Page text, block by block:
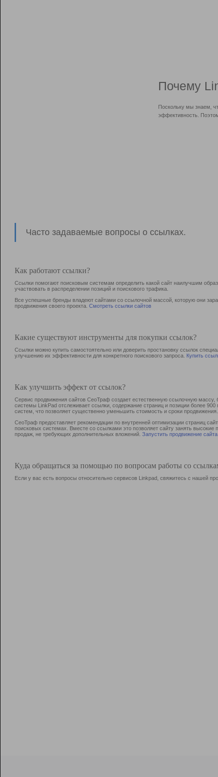
Почему
Поскольку мы знаем,
эффективность.
Часто задаваемые вопросы о ссылках.
Как работают ссылки?
Ссылки помогают поисковым системам определить какой сайт наилучшим
участвовать в раcпределении позиций и поискового трафика.
Все успешные бренды владеют сайтами со ссылочной массой, которую они
продвижения своего проекта. Смотреть ссылки сайтов
Какие существуют инструменты для покупки ссылок?
Ссылки можно купить самостоятельно или доверить простановку ссылок
улучшению их эффективности для конкретного поискового запроса. Купить
Как улучшить эффект от ссылок?
Сервис продвижения сайтов СеоТраф создает естественную ссылочную
системы LinkPad отслеживает ссылки, содержание страниц и позиции более
систем, что позволяет существенно уменьшить стоимость и сроки продвижения.
СеоТраф предоставляет рекомендации по внутренней оптимизации страниц
поисковых системах. Вместе со ссылками это позволяет сайту занять
продаж, не требующих дополнительных вложений. Запустить продвижение сайта
Куда обращаться за помощью по вопросам работы со
Если у вас есть вопросы относительно сервисов Linkpad, свяжитесь с нашей